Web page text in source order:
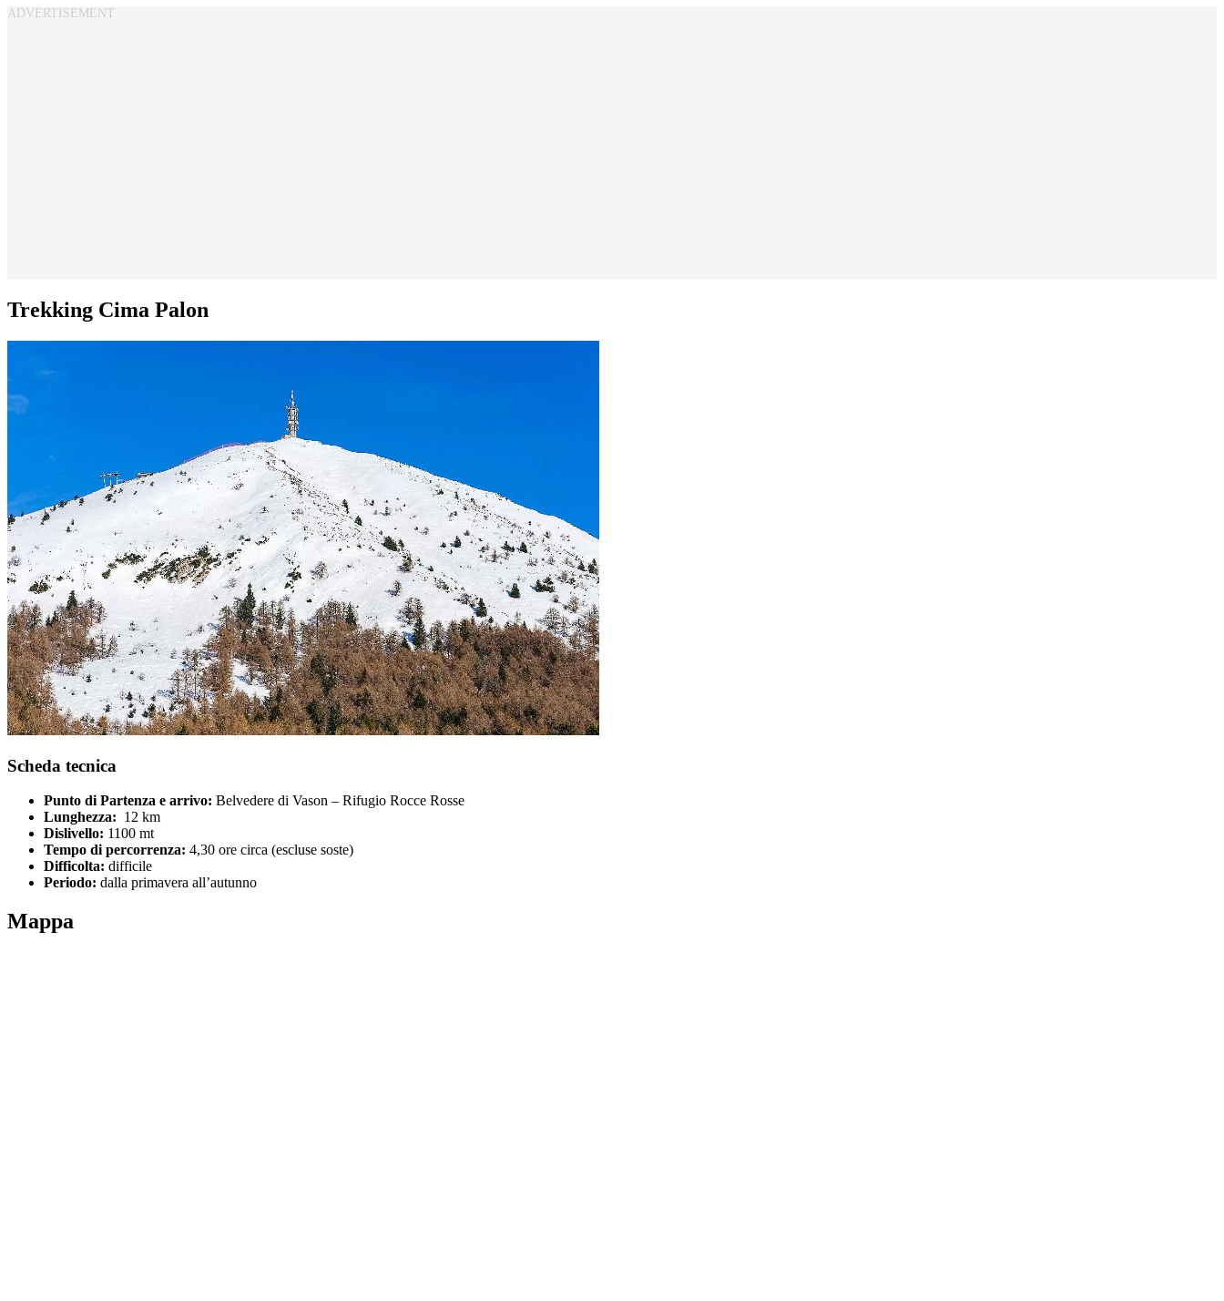
Trekking Cima Palon
Scheda tecnica
Punto di Partenza e arrivo: Belvedere di Vason – Rifugio Rocce Rosse
Lunghezza: 12 km
Dislivello: 1100 mt
Tempo di percorrenza: 4,30 ore circa (escluse soste)
Difficolta: difficile
Periodo: dalla primavera all’autunno
Mappa